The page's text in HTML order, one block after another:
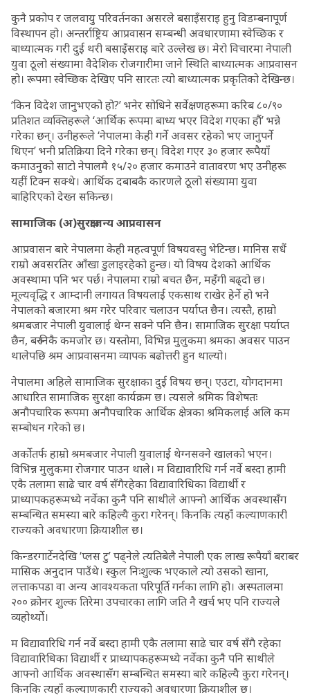
कुनै प्रकोप र जलवायु परिवर्तनका असरले बसाइँसराइ हुनु विडम्बनापूर्ण
विस्थापन हो। अन्तर्राष्ट्रिय आप्रवासन सम्बन्धी अवधारणामा स्वेच्छिक र
बाध्यात्मक गरी दुई थरी बसाइँसराइ बारे उल्लेख छ। मेरो विचारमा नेपाली
युवा ठूलो संख्यामा वैदेशिक रोजगारीमा जाने स्थिति बाध्यात्मक आप्रवासन
हो। रूपमा स्वेच्छिक देखिए पनि सारतः त्यो बाध्यात्मक प्रकृतिको देखिन्छ।
‘किन विदेश जानुभएको हो?’ भनेर सोधिने सर्वेक्षणहरूमा करिब ८०/९०
प्रतिशत व्यक्तिहरूले ‘आर्थिक रूपमा बाध्य भएर विदेश गएका हौं’ भन्ने
गरेका छन्। उनीहरूले ‘नेपालमा केही गर्ने अवसर रहेको भए जानुपर्ने
थिएन’ भनी प्रतिक्रिया दिने गरेका छन्। विदेश गएर ३० हजार रूपैयाँ
कमाउनुको साटो नेपालमै १५/२० हजार कमाउने वातावरण भए उनीहरू
यहीं टिक्न सक्थे। आर्थिक दबाबकै कारणले ठूलो संख्यामा युवा
बाहिरिएको देख्न सकिन्छ।
सामाजिक (अ)सुरक्षाजन्य आप्रवासन
आप्रवासन बारे नेपालमा केही महत्वपूर्ण विषयवस्तु भेटिन्छ। मानिस सधैं
राम्रो अवसरतिर आँखा डुलाइरहेको हुन्छ। यो विषय देशको आर्थिक
अवस्थामा पनि भर पर्छ। नेपालमा राम्रो बचत छैन, महँगी बढ्दो छ।
मूल्यवृद्धि र आम्दानी लगायत विषयलाई एकसाथ राखेर हेर्ने हो भने
नेपालको बजारमा श्रम गरेर परिवार चलाउन पर्याप्त छैन। त्यस्तै, हाम्रो
श्रमबजार नेपाली युवालाई थेग्न सक्ने पनि छैन। सामाजिक सुरक्षा पर्याप्त
छैन, बरु निकै कमजोर छ। यस्तोमा, विभिन्न मुलुकमा श्रमका अवसर पाउन
थालेपछि श्रम आप्रवासनमा व्यापक बढोत्तरी हुन थाल्यो।
नेपालमा अहिले सामाजिक सुरक्षाका दुई विषय छन्। एउटा, योगदानमा
आधारित सामाजिक सुरक्षा कार्यक्रम छ। त्यसले श्रमिक विशेषतः
अनौपचारिक रूपमा अनौपचारिक आर्थिक क्षेत्रका श्रमिकलाई अलि कम
सम्बोधन गरेको छ।
अर्कोतर्फ हाम्रो श्रमबजार नेपाली युवालाई थेग्नसक्ने खालको भएन।
विभिन्न मुलुकमा रोजगार पाउन थाले। म विद्यावारिधि गर्न नर्वे बस्दा हामी
एकै तलामा साढे चार वर्ष सँगैरहेका विद्यावारिधिका विद्यार्थी र
प्राध्यापकहरूमध्ये नर्वेका कुनै पनि साथीले आफ्नो आर्थिक अवस्थासँग
सम्बन्धित समस्या बारे कहिल्यै कुरा गरेनन्। किनकि त्यहाँ कल्याणकारी
राज्यको अवधारणा क्रियाशील छ।
किन्डरगार्टेनदेखि ‘प्लस टु’ पढ्नेले त्यतिबेलै नेपाली एक लाख रूपैयाँ बराबर
मासिक अनुदान पाउँथे। स्कुल निःशुल्क भएकाले त्यो उसको खाना,
लत्ताकपडा वा अन्य आवश्यकता परिपूर्ति गर्नका लागि हो। अस्पतालमा
२०० क्रोनर शुल्क तिरेमा उपचारका लागि जति नै खर्च भए पनि राज्यले
व्यहोर्थ्यो।
म विद्यावारिधि गर्न नर्वे बस्दा हामी एकै तलामा साढे चार वर्ष सँगै रहेका
विद्यावारिधिका विद्यार्थी र प्राध्यापकहरूमध्ये नर्वेका कुनै पनि साथीले
आफ्नो आर्थिक अवस्थासँग सम्बन्धित समस्या बारे कहिल्यै कुरा गरेनन्।
किनकि त्यहाँ कल्याणकारी राज्यको अवधारणा क्रियाशील छ।